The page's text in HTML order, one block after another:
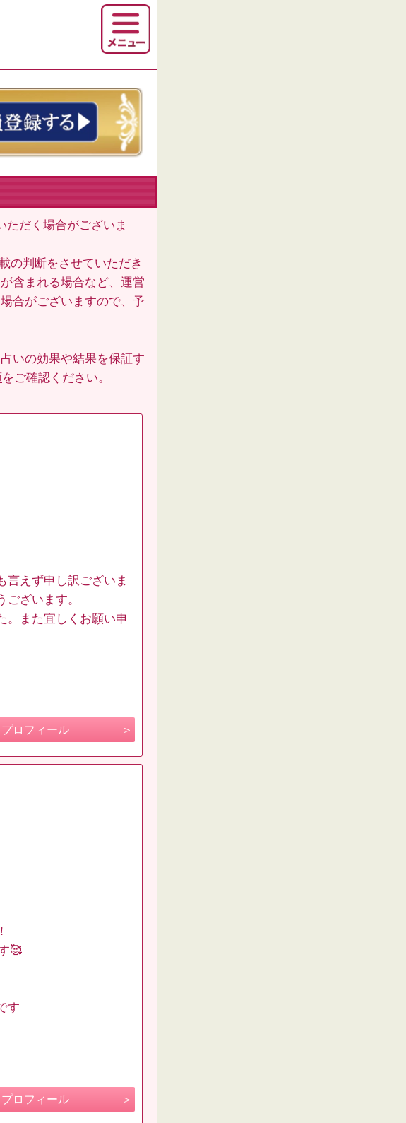
だく場合がございま
の判断をさせていただき
含まれる場合など、運営
合がございますので、予
いの効果や結果を保証す
をご確認ください。
言えず申し訳ございま
ざいます。
。また宜しくお願い申
プロフィール
🥰
す
プロフィール